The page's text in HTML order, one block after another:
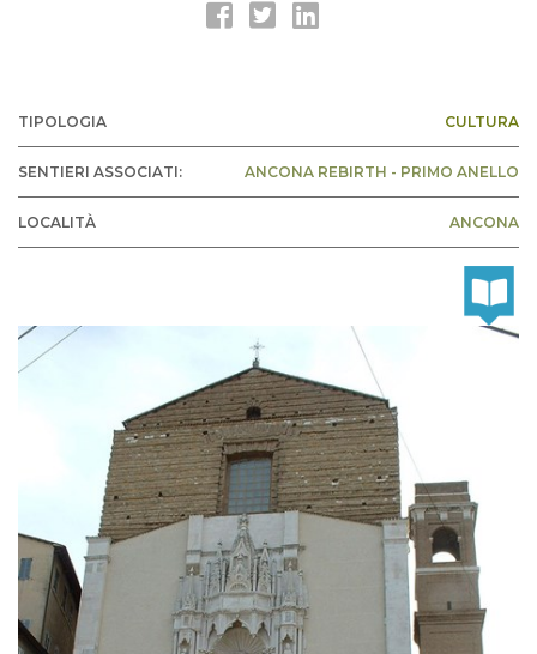
TIPOLOGIA CULTURA
SENTIERI ASSOCIATI: ANCONA REBIRTH - PRIMO ANELLO
LOCALITÀ ANCONA